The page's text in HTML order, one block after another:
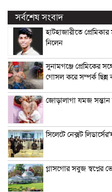
সর্বশেষ সংবাদ
হাটহাজারীতে
নিলেন
সুনামগঞ্জে প্রেমিকের
গোসল করে সম্পর্ক ছিন্ন
জোড়ালাগা যমজ সন্তান
সিলেটে নেক্সট
গ্লাসগোর সবুজ স্বপ্নের